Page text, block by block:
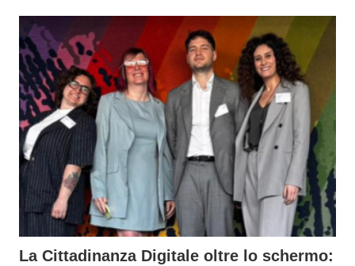
La Cittadinanza Digitale oltre lo schermo: